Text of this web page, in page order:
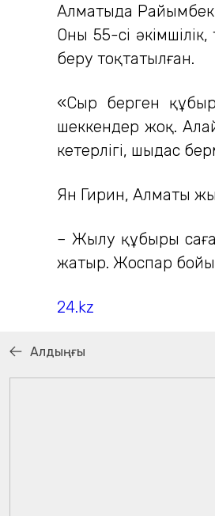
Алматыда Райымбек
Оның 55-сі
беру тоқтатылған.
«Сыр берген
шеккендер жоқ.
кетерлігі, шыдас
Ян Гирин, Алматы
– Жылу құбыры
жатыр. Жоспар
24.kz
Алдыңғы